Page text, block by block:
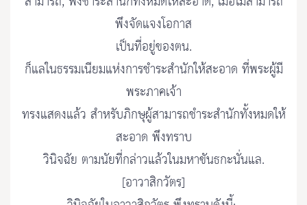
พึงจัดแจงโอกาส
เป็นที่อยู่ของตน.
ก็แลในธรรมเนียมแห่งการชำระสำนักให้สะอาด ที่พระผู้มี
พระภาคเจ้า
ทรงแสดงแล้ว สำหรับภิกษุผู้สามารถชำระสำนักทั้งหมดให้
สะอาด พึงทราบ
วินิจฉัย ตามนัยที่กล่าวแล้วในมหาขันธกะนั่นแล.
[อาวาสิกวัตร]